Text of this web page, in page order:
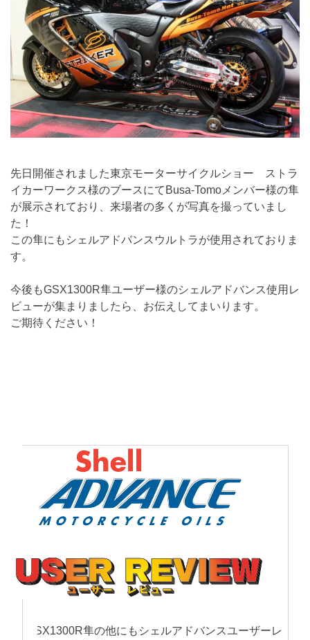
先日開催されました東京モーターサイクルショー ストラ
イカーワークス様のブースにてBusa-Tomoメンバー様の隼
が展示されており、来場者の多くが写真を撮っていまし
た！
この隼にもシェルアドバンスウルトラが使用されておりま
す。
今後もGSX1300R隼ユーザー様のシェルアドバンス使用レ
ビューが集まりましたら、お伝えしてまいります。
ご期待ください！
GSX1300R隼の他にもシェルアドバンスユーザーレ